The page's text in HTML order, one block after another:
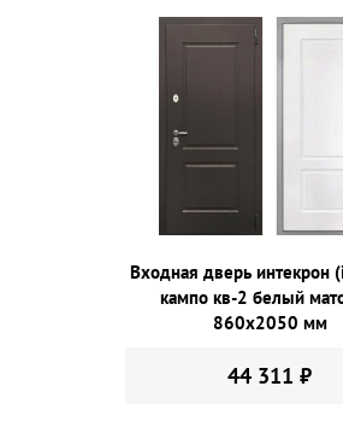
Входная дверь интекрон
кампо кв-2 белый
860х2050 мм
44 311 ₽